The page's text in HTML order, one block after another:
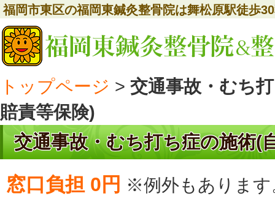
福岡市東区の福岡東鍼灸整骨院は舞松原駅徒歩
トップページ > 交通事故・むち
賠責等保険)
交通事故・むち打ち症の施術(
窓口負担 0円 ※例外もあります